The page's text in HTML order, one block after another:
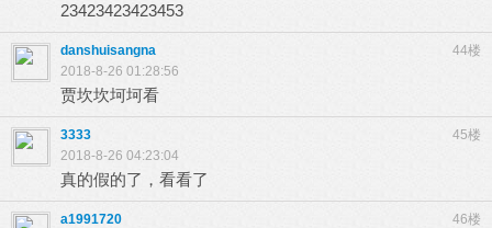
23423423423453
44楼
danshuisangna
2018-8-26 01:28:56
贾坎坎坷坷看
45楼
3333
2018-8-26 04:23:04
真的假的了，看看了
46楼
a1991720